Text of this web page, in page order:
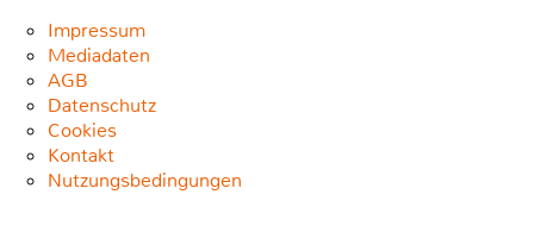
Impressum
Mediadaten
AGB
Datenschutz
Cookies
Kontakt
Nutzungsbedingungen